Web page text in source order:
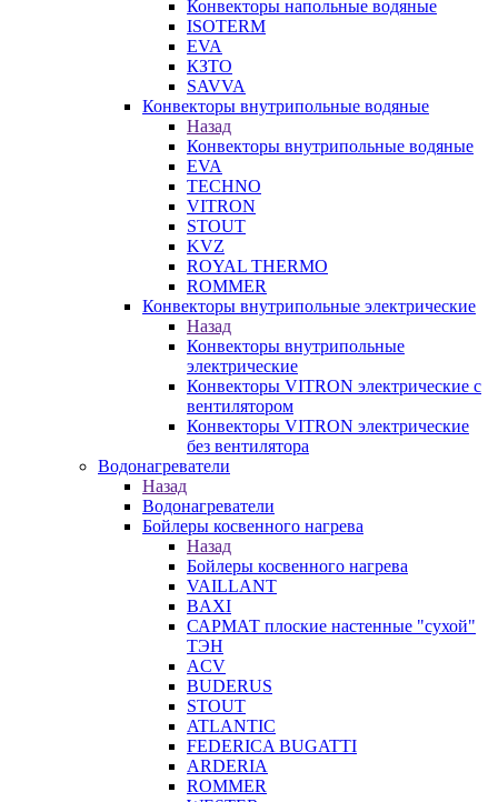
Конвекторы напольные водяные
ISOTERM
EVA
КЗТО
SAVVA
Конвекторы внутрипольные водяные
Назад
Конвекторы внутрипольные водяные
EVA
TECHNO
VITRON
STOUT
KVZ
ROYAL THERMO
ROMMER
Конвекторы внутрипольные электрические
Назад
Конвекторы внутрипольные
электрические
Конвекторы VITRON электрические с
вентилятором
Конвекторы VITRON электрические
без вентилятора
Водонагреватели
Назад
Водонагреватели
Бойлеры косвенного нагрева
Назад
Бойлеры косвенного нагрева
VAILLANT
BAXI
САРМАТ плоские настенные "сухой"
ТЭН
ACV
BUDERUS
STOUT
ATLANTIC
FEDERICA BUGATTI
ARDERIA
ROMMER